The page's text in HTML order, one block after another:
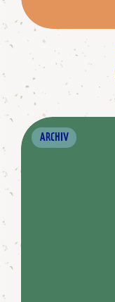
ARCHIV